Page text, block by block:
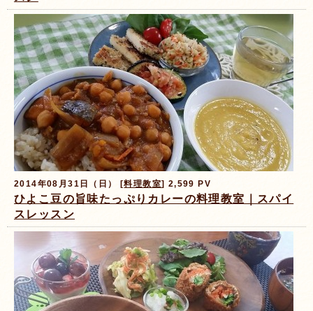
2014年08月31日（日） [料理教室] 2,599 PV
ひよこ豆の旨味たっぷりカレーの料理教室｜スパイ
スレッスン